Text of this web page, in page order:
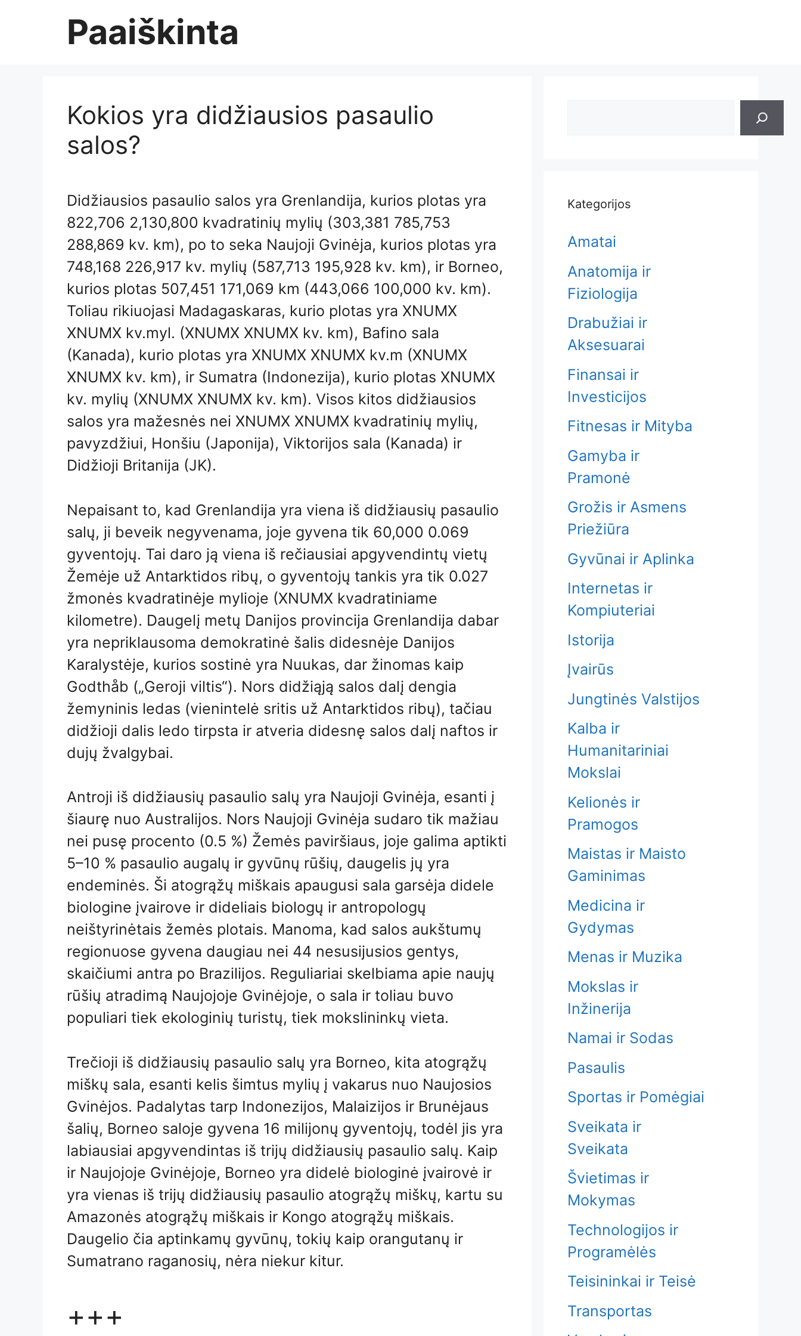
Paaiškinta
Kokios yra didžiausios pasaulio
salos?
Didžiausios pasaulio salos yra Grenlandija, kurios plotas yra
822,706 2,130,800 kvadratinių mylių (303,381 785,753
288,869 kv. km), po to seka Naujoji Gvinėja, kurios plotas yra
748,168 226,917 kv. mylių (587,713 195,928 kv. km), ir Borneo,
kurios plotas 507,451 171,069 km (443,066 100,000 kv. km).
Toliau rikiuojasi Madagaskaras, kurio plotas yra XNUMX
XNUMX kv.myl. (XNUMX XNUMX kv. km), Bafino sala
(Kanada), kurio plotas yra XNUMX XNUMX kv.m (XNUMX
XNUMX kv. km), ir Sumatra (Indonezija), kurio plotas XNUMX
kv. mylių (XNUMX XNUMX kv. km). Visos kitos didžiausios
salos yra mažesnės nei XNUMX XNUMX kvadratinių mylių,
pavyzdžiui, Honšiu (Japonija), Viktorijos sala (Kanada) ir
Didžioji Britanija (JK).
Nepaisant to, kad Grenlandija yra viena iš didžiausių pasaulio
salų, ji beveik negyvenama, joje gyvena tik 60,000 0.069
gyventojų. Tai daro ją viena iš rečiausiai apgyvendintų vietų
Žemėje už Antarktidos ribų, o gyventojų tankis yra tik 0.027
žmonės kvadratinėje mylioje (XNUMX kvadratiniame
kilometre). Daugelį metų Danijos provincija Grenlandija dabar
yra nepriklausoma demokratinė šalis didesnėje Danijos
Karalystėje, kurios sostinė yra Nuukas, dar žinomas kaip
Godthåb („Geroji viltis“). Nors didžiąją salos dalį dengia
žemyninis ledas (vienintelė sritis už Antarktidos ribų), tačiau
didžioji dalis ledo tirpsta ir atveria didesnę salos dalį naftos ir
dujų žvalgybai.
Antroji iš didžiausių pasaulio salų yra Naujoji Gvinėja, esanti į
šiaurę nuo Australijos. Nors Naujoji Gvinėja sudaro tik mažiau
nei pusę procento (0.5 %) Žemės paviršiaus, joje galima aptikti
5–10 % pasaulio augalų ir gyvūnų rūšių, daugelis jų yra
endeminės. Ši atogrąžų miškais apaugusi sala garsėja didele
biologine įvairove ir dideliais biologų ir antropologų
neištyrinėtais žemės plotais. Manoma, kad salos aukštumų
regionuose gyvena daugiau nei 44 nesusijusios gentys,
skaičiumi antra po Brazilijos. Reguliariai skelbiama apie naujų
rūšių atradimą Naujojoje Gvinėjoje, o sala ir toliau buvo
populiari tiek ekologinių turistų, tiek mokslininkų vieta.
Trečioji iš didžiausių pasaulio salų yra Borneo, kita atogrąžų
miškų sala, esanti kelis šimtus mylių į vakarus nuo Naujosios
Gvinėjos. Padalytas tarp Indonezijos, Malaizijos ir Brunėjaus
šalių, Borneo saloje gyvena 16 milijonų gyventojų, todėl jis yra
labiausiai apgyvendintas iš trijų didžiausių pasaulio salų. Kaip
ir Naujojoje Gvinėjoje, Borneo yra didelė biologinė įvairovė ir
yra vienas iš trijų didžiausių pasaulio atogrąžų miškų, kartu su
Amazonės atogrąžų miškais ir Kongo atogrąžų miškais.
Daugelio čia aptinkamų gyvūnų, tokių kaip orangutanų ir
Sumatrano raganosių, nėra niekur kitur.
+++
Kategorijos
Amatai
Anatomija ir
Fiziologija
Drabužiai ir
Aksesuarai
Finansai ir
Investicijos
Fitnesas ir Mityba
Gamyba ir
Pramonė
Grožis ir Asmens
Priežiūra
Gyvūnai ir Aplinka
Internetas ir
Kompiuteriai
Istorija
Įvairūs
Jungtinės Valstijos
Kalba ir
Humanitariniai
Mokslai
Kelionės ir
Pramogos
Maistas ir Maisto
Gaminimas
Medicina ir
Gydymas
Menas ir Muzika
Mokslas ir
Inžinerija
Namai ir Sodas
Pasaulis
Sportas ir Pomėgiai
Sveikata ir
Sveikata
Švietimas ir
Mokymas
Technologijos ir
Programėlės
Teisininkai ir Teisė
Transportas